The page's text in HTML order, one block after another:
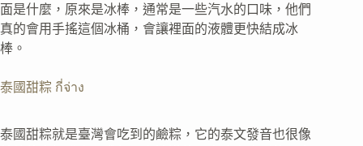
面是什麼，原來是冰棒，通常是一些汽水的口味，他們
真的會用手搖這個冰桶，會讓裡面的液體更快結成冰
棒。
泰國甜粽 กี่จ่าง
泰國甜粽就是臺灣會吃到的鹼粽，它的泰文發音也很像